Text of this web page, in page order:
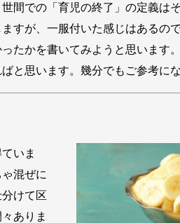
での「育児の終了」の定義は
すが、一服付いた感じはあるので
たかを書いてみようと思います
と思います。幾分でもご参考にな
いま
混ぜに
けて区
ありま